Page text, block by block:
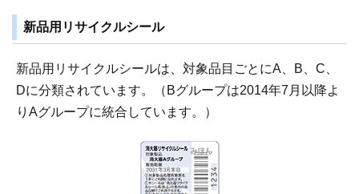
新品用リサイクルシール
新品用リサイクルシールは、対象品目ごとにA、B、C、
Dに分類されています。（Bグループは2014年7月以降よ
りAグループに統合しています。）